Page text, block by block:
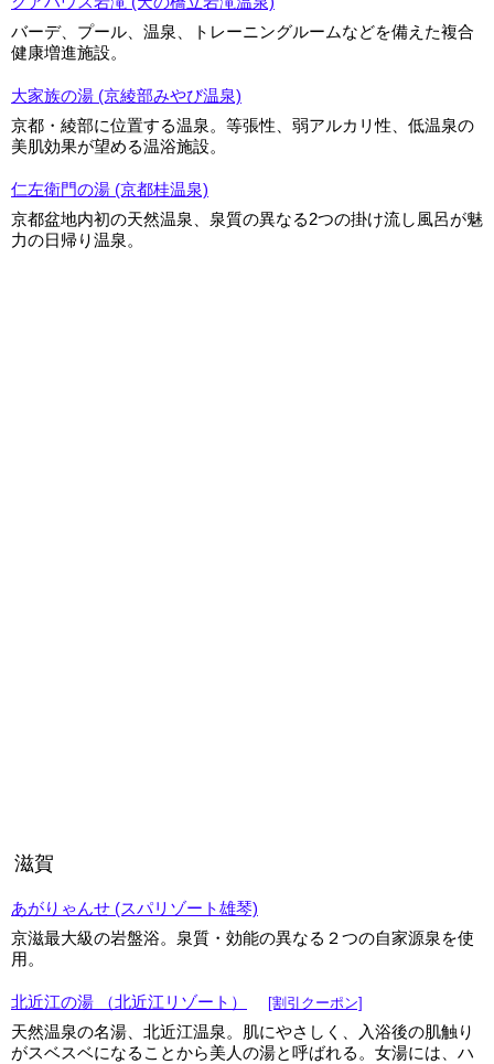
バーデ、プール、温泉、トレーニングルームなどを備えた複合
健康増進施設。
大家族の湯 (京綾部みやび温泉)
京都・綾部に位置する温泉。等張性、弱アルカリ性、低温泉の
美肌効果が望める温浴施設。
仁左衛門の湯 (京都桂温泉)
京都盆地内初の天然温泉、泉質の異なる2つの掛け流し風呂が魅
力の日帰り温泉。
滋賀
あがりゃんせ (スパリゾート雄琴)
京滋最大級の岩盤浴。泉質・効能の異なる２つの自家源泉を使
用。
北近江の湯 （北近江リゾート） [割引クーポン]
天然温泉の名湯、北近江温泉。肌にやさしく、入浴後の肌触り
がスベスベになることから美人の湯と呼ばれる。女湯には、ハ